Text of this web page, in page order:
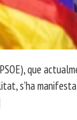
que
s’ha